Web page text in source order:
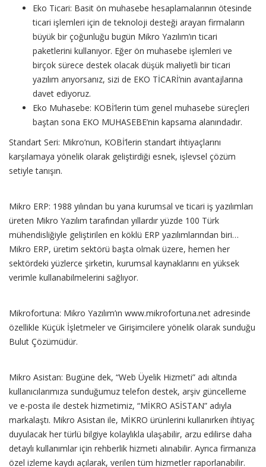
Eko Ticari: Basit ön muhasebe hesaplamalarının ötesinde
ticari işlemleri için de teknoloji desteği arayan firmaların
büyük bir çoğunluğu bugün Mikro Yazılım’ın ticari
paketlerini kullanıyor. Eğer ön muhasebe işlemleri ve
birçok sürece destek olacak düşük maliyetli bir ticari
yazılım arıyorsanız, sizi de EKO TİCARİ’nin avantajlarına
davet ediyoruz.
Eko Muhasebe: KOBİ’lerin tüm genel muhasebe süreçleri
baştan sona EKO MUHASEBE’nin kapsama alanındadır.
Standart Seri: Mikro’nun, KOBİ’lerin standart ihtiyaçlarını
karşılamaya yönelik olarak geliştirdiği esnek, işlevsel çözüm
setiyle tanışın.
Mikro ERP: 1988 yılından bu yana kurumsal ve ticari iş yazılımları
üreten Mikro Yazılım tarafından yıllardır yüzde 100 Türk
mühendisliğiyle geliştirilen en köklü ERP yazılımlarından biri…
Mikro ERP, üretim sektörü başta olmak üzere, hemen her
sektördeki yüzlerce şirketin, kurumsal kaynaklarını en yüksek
verimle kullanabilmelerini sağlıyor.
Mikrofortuna: Mikro Yazılım’ın www.mikrofortuna.net adresinde
özellikle Küçük İşletmeler ve Girişimcilere yönelik olarak sunduğu
Bulut Çözümüdür.
Mikro Asistan: Bugüne dek, “Web Üyelik Hizmeti” adı altında
kullanıcılarımıza sunduğumuz telefon destek, arşiv güncelleme
ve e-posta ile destek hizmetimiz, “MİKRO ASİSTAN” adıyla
markalaştı. Mikro Asistan ile, MİKRO ürünlerini kullanırken ihtiyaç
duyulacak her türlü bilgiye kolaylıkla ulaşabilir, arzu edilirse daha
detaylı kullanımlar için rehberlik hizmeti alınabilir. Ayrıca firmanıza
özel izleme kaydı açılarak, verilen tüm hizmetler raporlanabilir.